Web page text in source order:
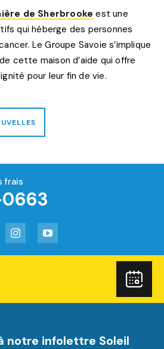
de Sherbrooke est une
qui héberge des personnes
Le Groupe Savoie s’implique
cette maison d’aide qui offre
pour leur fin de vie.
frais
Instagram
notre infolettre Soleil